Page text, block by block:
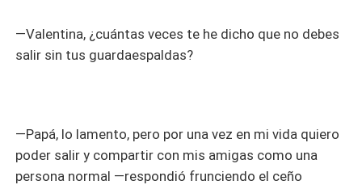
—Valentina, ¿cuántas veces te he dicho que no debes
salir sin tus guardaespaldas?
—Papá, lo lamento, pero por una vez en mi vida quiero
poder salir y compartir con mis amigas como una
persona normal —respondió frunciendo el ceño